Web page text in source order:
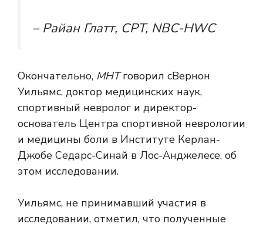
– Райан Глатт, CPT, NBC-HWC
Окончательно, МНТговорил сВернон
Уильямс, доктор медицинских наук,
спортивный невролог и директор-
основатель Центра спортивной неврологии
и медицины боли в Институте Керлан-
Джобе Седарс-Синай в Лос-Анджелесе, об
этом исследовании.
Уильямс, не принимавший участия в
исследовании, отметил, что полученные